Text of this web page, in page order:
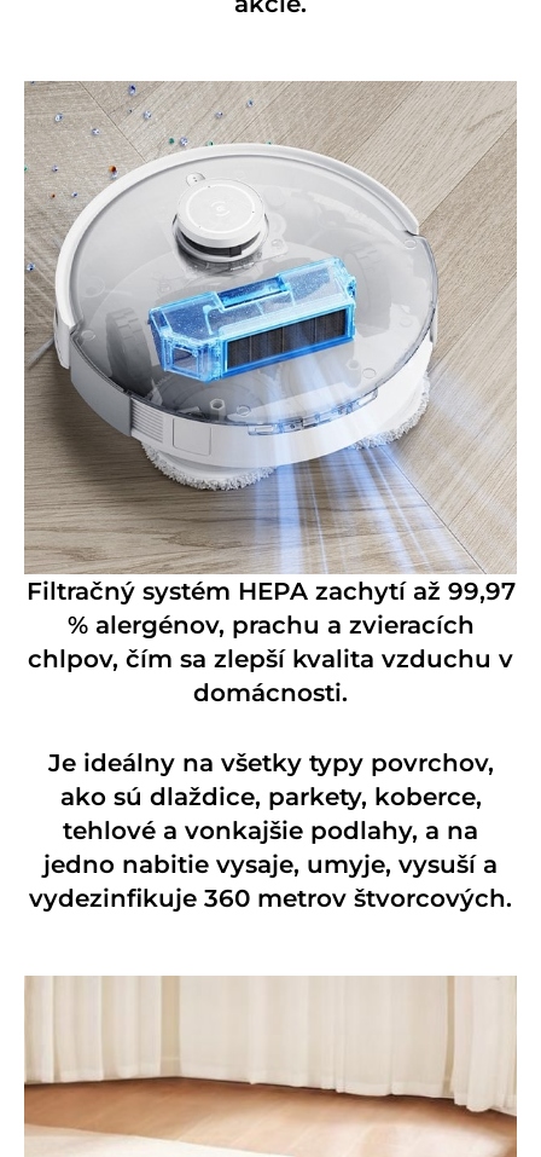
Filtračný systém HEPA zachytí až 99,97
% alergénov, prachu a zvieracích
chlpov, čím sa zlepší kvalita vzduchu v
domácnosti.
Je ideálny na všetky typy povrchov,
ako sú dlaždice, parkety, koberce,
tehlové a vonkajšie podlahy, a na
jedno nabitie vysaje, umyje, vysuší a
vydezinfikuje 360 metrov štvorcových.